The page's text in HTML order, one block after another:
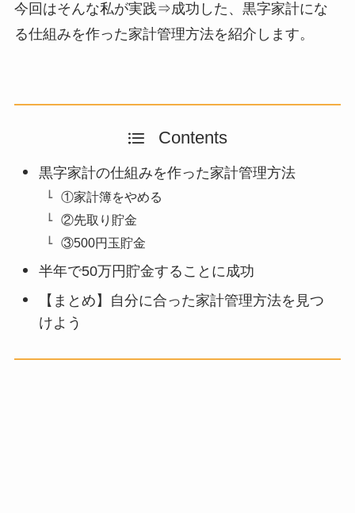
今回はそんな私が実践⇒成功した、黒字家計にな
る仕組みを作った家計管理方法を紹介します。
Contents
黒字家計の仕組みを作った家計管理方法
①家計簿をやめる
②先取り貯金
③500円玉貯金
半年で50万円貯金することに成功
【まとめ】自分に合った家計管理方法を見つ
けよう